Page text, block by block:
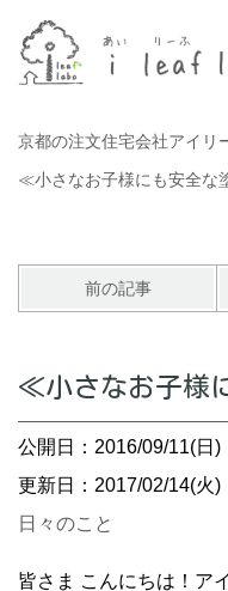
京都の注文住宅会社アイリ
≪小さなお子様にも安全な
前の記事
≪小さなお子様
公開日：2016/09/11(日)
更新日：2017/02/14(火)
日々のこと
皆さま こんにちは！ア